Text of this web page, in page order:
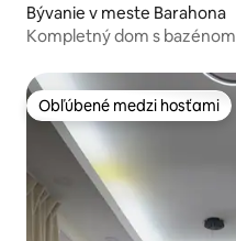
Bývanie v meste Barahona
Kompletný dom s bazénom
Obľúbené medzi hosťami
Obľúbené medzi hosťami